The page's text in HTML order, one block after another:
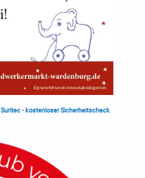
Suritec • kostenloser Sicherheitscheck